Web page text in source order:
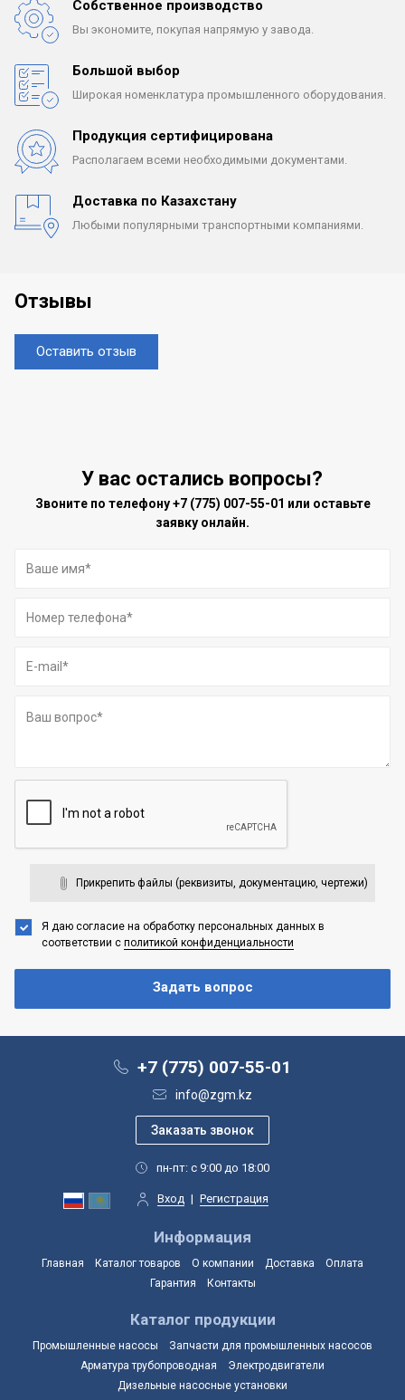
Собственное производство
Вы экономите, покупая напрямую у завода.
Большой выбор
Широкая номенклатура промышленного оборудования.
Продукция сертифицирована
Располагаем всеми необходимыми документами.
Доставка по Казахстану
Любыми популярными транспортными компаниями.
Отзывы
Оставить отзыв
У вас остались вопросы?
Звоните по телефону+7 (775) 007-55-01 или оставьте
заявку онлайн.
Прикрепить файлы (реквизиты, документацию, чертежи)
Я даю согласие на обработку персональных данных в
соответствии с политикой конфиденциальности
+7 (775) 007-55-01
info@zgm.kz
пн-пт: с 9:00 до 18:00
Вход | Регистрация
Информация
Главная Каталог товаров О компании Доставка
Оплата
Гарантия
Контакты
Каталог продукции
Промышленные насосы
Запчасти для промышленных насосов
Арматура трубопроводная
Электродвигатели
Дизельные насосные установки